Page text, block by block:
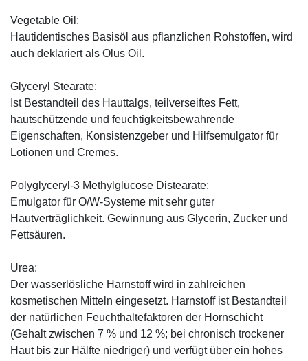
Vegetable Oil:
Hautidentisches Basisöl aus pflanzlichen Rohstoffen, wird
auch deklariert als Olus Oil.
Glyceryl Stearate:
Ist Bestandteil des Hauttalgs, teilverseiftes Fett,
hautschützende und feuchtigkeitsbewahrende
Eigenschaften, Konsistenzgeber und Hilfsemulgator für
Lotionen und Cremes.
Polyglyceryl-3 Methylglucose Distearate:
Emulgator für O/W-Systeme mit sehr guter
Hautverträglichkeit. Gewinnung aus Glycerin, Zucker und
Fettsäuren.
Urea:
Der wasserlösliche Harnstoff wird in zahlreichen
kosmetischen Mitteln eingesetzt. Harnstoff ist Bestandteil
der natürlichen Feuchthaltefaktoren der Hornschicht
(Gehalt zwischen 7 % und 12 %; bei chronisch trockener
Haut bis zur Hälfte niedriger) und verfügt über ein hohes